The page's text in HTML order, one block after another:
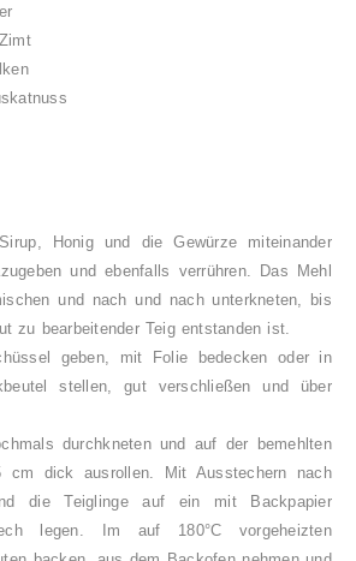
Honig und die Gewürze miteinander
und ebenfalls verrühren. Das Mehl
und nach und nach unterkneten, bis
zu bearbeitender Teig entstanden ist.
geben, mit Folie bedecken oder in
stellen, gut verschließen und über
durchkneten und auf der bemehlten
cm dick ausrollen. Mit Ausstechern nach
die Teiglinge auf ein mit Backpapier
legen. Im auf 180°C vorgeheizten